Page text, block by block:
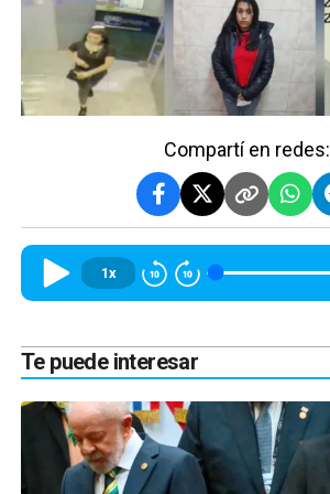
Compartí en redes:
1x
Te puede interesar